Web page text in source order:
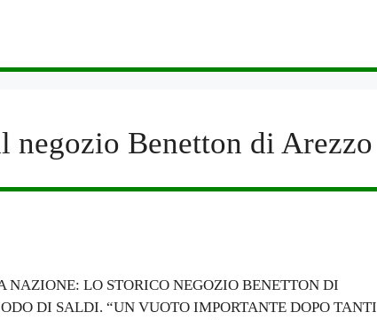
negozio Benetton di Arezzo
LO STORICO NEGOZIO BENETTON DI
DI SALDI. “UN VUOTO IMPORTANTE DOPO TANTI